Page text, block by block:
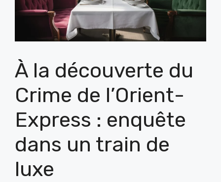
À la découverte du
Crime de l’Orient-
Express : enquête
dans un train de
luxe